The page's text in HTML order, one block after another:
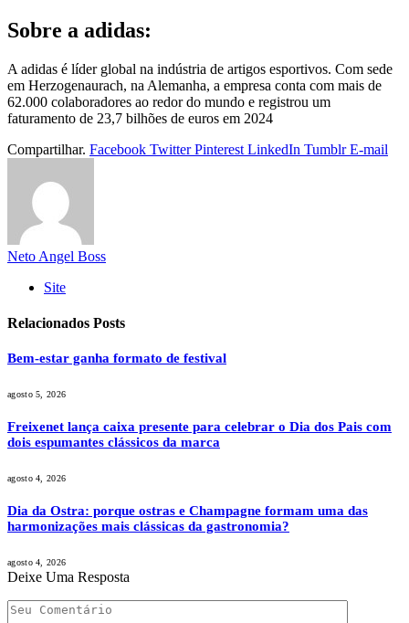
Sobre a adidas:
A adidas é líder global na indústria de artigos esportivos. Com sede
em Herzogenaurach, na Alemanha, a empresa conta com mais de
62.000 colaboradores ao redor do mundo e registrou um
faturamento de 23,7 bilhões de euros em 2024
Compartilhar. Facebook Twitter Pinterest LinkedIn Tumblr E-mail
Neto Angel Boss
Site
Relacionados Posts
Bem-estar ganha formato de festival
agosto 5, 2026
Freixenet lança caixa presente para celebrar o Dia dos Pais com
dois espumantes clássicos da marca
agosto 4, 2026
Dia da Ostra: porque ostras e Champagne formam uma das
harmonizações mais clássicas da gastronomia?
agosto 4, 2026
Deixe Uma Resposta